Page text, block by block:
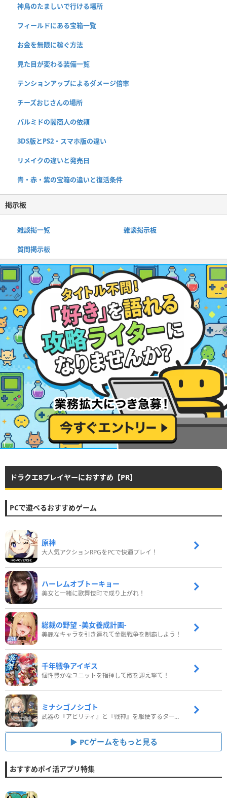
神鳥のたましいで行ける場所
フィールドにある宝箱一覧
お金を無限に稼ぐ方法
見た目が変わる装備一覧
テンションアップによるダメージ倍率
チーズおじさんの場所
パルミドの闇商人の依頼
3DS版とPS2・スマホ版の違い
リメイクの違いと発売日
青・赤・紫の宝箱の違いと復活条件
掲示板
雑談掲一覧 雑談掲示板
質問掲示板
ドラクエ8プレイヤーにおすすめ【PR】
PCで遊べるおすすめゲーム
原神
大人気アクションRPGをPCで快適プレイ！
ハーレムオブトーキョー
美女と一緒に歌舞伎町で成り上がれ！
総裁の野望 -美女養成計画-
美麗なキャラを引き連れて金融戦争を制覇しよう！
千年戦争アイギス
個性豊かなユニットを指揮して敵を迎え撃て！
ミナシゴノシゴト
武器の『アビリティ』と『戦神』を駆使するターン制コマンドバトルRPG！
PCゲームをもっと見る
おすすめポイ活アプリ特集